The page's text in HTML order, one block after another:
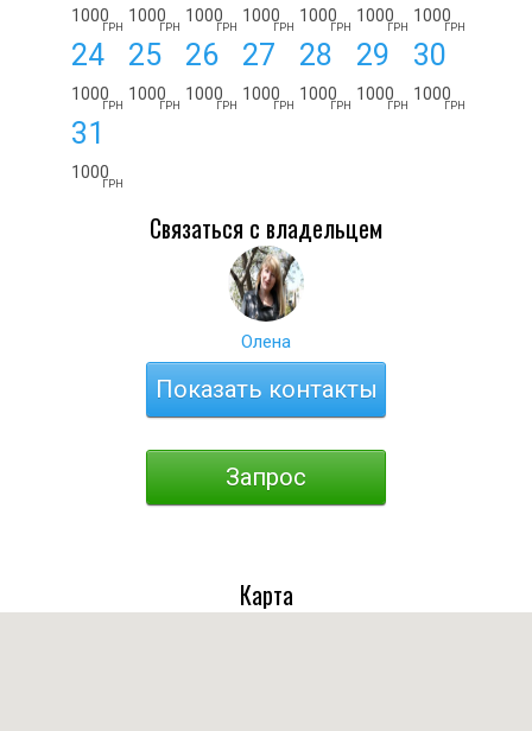
1000
ГРН
1000
ГРН
1000
ГРН
1000
ГРН
1000
ГРН
1000
ГРН
1000
ГРН
24
1000
ГРН
25
1000
ГРН
26
1000
ГРН
27
1000
ГРН
28
1000
ГРН
29
1000
ГРН
30
1000
ГРН
31
1000
ГРН
Связаться с владельцем
Олена
Показать контакты
Запрос
Карта